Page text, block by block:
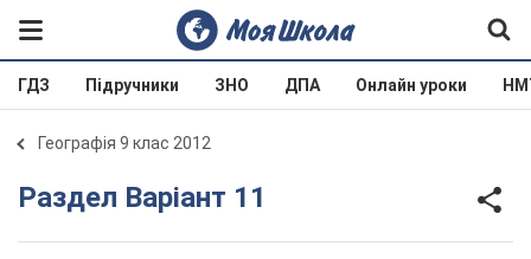
ГДЗ Підручники ЗНО ДПА Онлайн уроки
Географія 9 клас 2012
Раздел Варіант 11